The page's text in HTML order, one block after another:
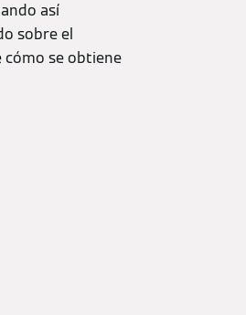
así
sobre el
cómo se obtiene